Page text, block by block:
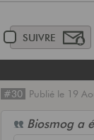
SUIVRE
#30 Publié le 19
Biosmog a